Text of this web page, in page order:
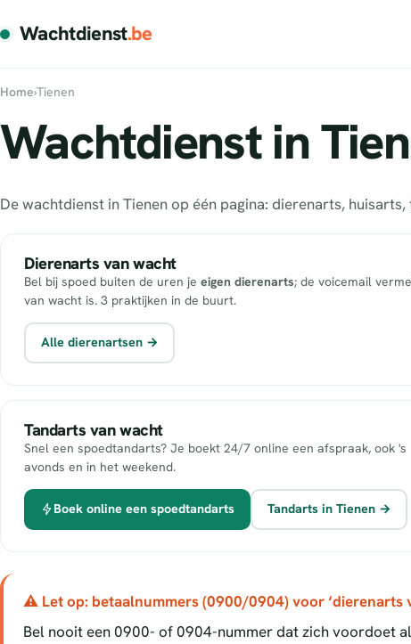
Wachtdienst.be
Home›Tienen
Wachtdienst in
De wachtdienst in Tienen op één pagina: dierenarts,
Dierenarts van wacht
Bel bij spoed buiten de uren je eigen dierenarts; de voicemail
van wacht is. 3 praktijken in de buurt.
Alle dierenartsen →
Tandarts van wacht
Snel een spoedtandarts? Je boekt 24/7 online een afspraak, ook 's
avonds en in het weekend.
Boek online een spoedtandarts Tandarts in Tienen →
⚠ Let op: betaalnummers (0900/0904) voor ‘dierenarts
Bel nooit een 0900- of 0904-nummer dat zich voordoet